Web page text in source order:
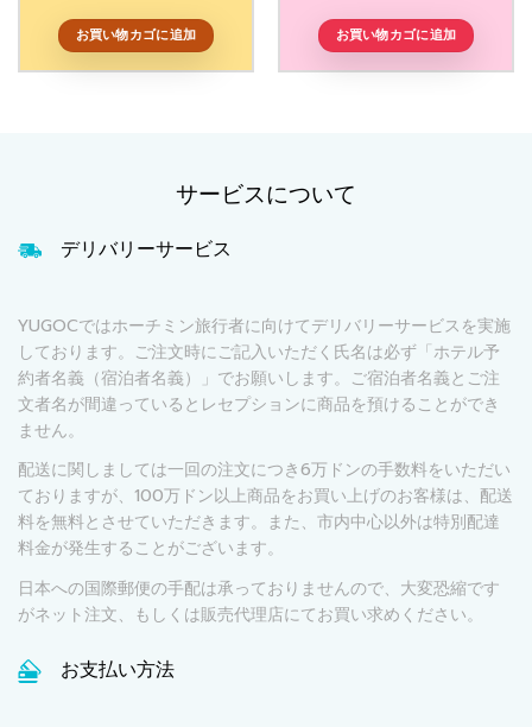
お買い物カゴに追加 お買い物カゴに追加
サービスについて
デリバリーサービス
YUGOCではホーチミン旅行者に向けてデリバリーサービスを実施
しております。ご注文時にご記入いただく氏名は必ず「ホテル予
約者名義（宿泊者名義）」でお願いします。ご宿泊者名義とご注
文者名が間違っているとレセプションに商品を預けることができ
ません。
配送に関しましては一回の注文につき6万ドンの手数料をいただい
ておりますが、100万ドン以上商品をお買い上げのお客様は、配送
料を無料とさせていただきます。また、市内中心以外は特別配達
料金が発生することがございます。
日本への国際郵便の手配は承っておりませんので、大変恐縮です
がネット注文、もしくは販売代理店にてお買い求めください。
お支払い方法